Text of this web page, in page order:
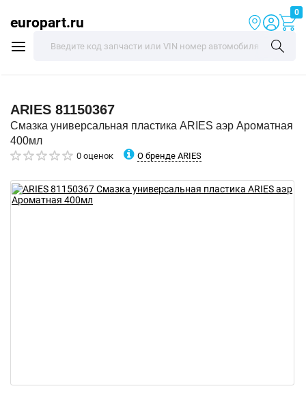
europart.ru
0
ARIES 81150367
Смазка универсальная пластика ARIES аэр Ароматная
400мл
0 оценок О бренде ARIES